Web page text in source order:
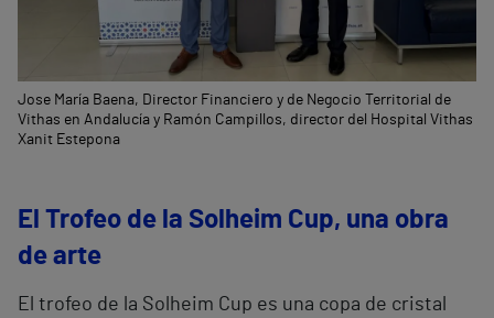
Jose María Baena, Director Financiero y de Negocio Territorial de
Vithas en Andalucía y Ramón Campillos, director del Hospital Vithas
Xanit Estepona
El Trofeo de la Solheim Cup, una obra
de arte
El trofeo de la Solheim Cup es una copa de cristal